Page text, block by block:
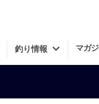
釣り情報 マガ